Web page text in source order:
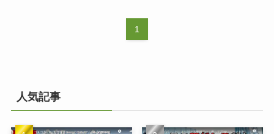
1
人気記事